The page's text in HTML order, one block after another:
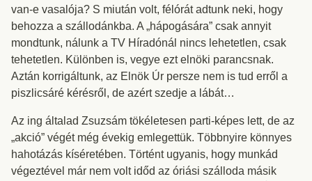
van-e vasalója? S miután volt, félórát adtunk neki, hogy
behozza a szállodánkba. A „hápogására” csak annyit
mondtunk, nálunk a TV Híradónál nincs lehetetlen, csak
tehetetlen. Különben is, vegye ezt elnöki parancsnak.
Aztán korrigáltunk, az Elnök Úr persze nem is tud erről a
piszlicsáré kérésről, de azért szedje a lábát…
Az ing általad Zsuzsám tökéletesen parti-képes lett, de az
„akció” végét még évekig emlegettük. Többnyire könnyes
hahotázás kíséretében. Történt ugyanis, hogy munkád
végeztével már nem volt időd az óriási szálloda másik